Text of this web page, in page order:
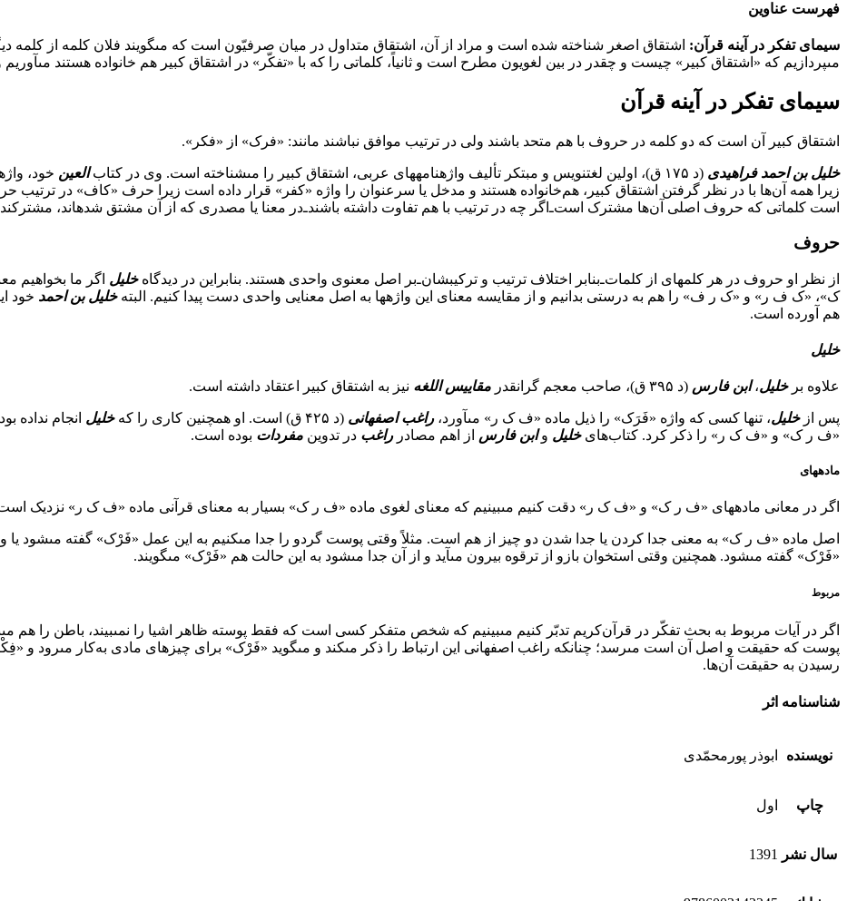
فهرست عناوین
سیمای تفکر در آینه قرآن: اشتقاق اصغر شناخته شده است و مراد از آن، اشتقاق متداول در میان صرفیّون است که مى‏گویند فلان کلمه از کلمه
مى‏پردازیم که «اشتقاق کبیر» چیست و چقدر در بین لغویون مطرح است و ثانیاً، کلماتى را که با «تفکّر» در اشتقاق کبیر هم خانواده هستند
سیمای تفکر در آینه قرآن
اشتقاق کبیر آن است که دو کلمه در حروف با هم متحد باشند ولى در ترتیب موافق نباشند مانند: «فرک» از «فکر».
خلیل بن احمد فراهیدى (د ۱۷۵ ق)، اولین لغت‏نویس و مبتکر تألیف واژه‏نامه‏هاى عربى، اشتقاق کبیر را مى‏شناخته است. وى در کتاب العین خود،
زیرا همه آن‌ها با در نظر گرفتن اشتقاق کبیر، هم‌خانواده هستند و مدخل یا سر‌عنوان را واژه «کفر» قرار داده است زیرا حرف «کاف» در
است کلماتى که حروف اصلى آن‌ها مشترک است‌ـ‌‌اگر چه در ترتیب با هم تفاوت داشته باشند‌ـ‌‌در معنا یا مصدرى که از آن مشتق شده‏اند،
حروف
از نظر او حروف در هر کلمه‏اى از کلمات‌ـ‌‌بنابر اختلاف ترتیب و ترکیبشان‌ـ‌‌بر اصل معنوى واحدى هستند. بنابراین در دیدگاهخلیل اگر ما بخواهیم
ک»، «ک ف ر» و «ک ر ف» را هم به درستى بدانیم و از مقایسه معناى این واژه‏ها به اصل معنایى واحدى دست پیدا کنیم. البتهخلیل بن احمد خود
هم آورده است.
خلیل
علاوه برخلیل،ابن فارس (د ۳۹۵ ق)، صاحب معجم گرانقدر مقاییس اللغه نیز به اشتقاق کبیر اعتقاد داشته است.
پس ازخلیل، تنها کسى که واژه «فَرَک» را ذیل ماده «ف ک ر» مى‏آورد،راغب اصفهانى (د ۴۲۵ ق) است. او همچنین کارى را که خلیل انجام نداده
«ف ر ک» و «ف ک ر» را ذکر کرد. کتاب‌هاىخلیل وابن فارس از اهم مصادرراغب در تدوین مفردات بوده است.
ماده‏هاى
اگر در معانى ماده‏هاى «ف ر ک» و «ف ک ر» دقت کنیم مى‏بینیم که معناى لغوى ماده «ف ر ک» بسیار به معناى قرآنى ماده «ف ک ر» نزدیک
اصل ماده «ف ر ک» به معنى جدا کردن یا جدا شدن دو چیز از هم است. مثلاً وقتى پوست گردو را جدا مى‏کنیم به این عمل «فَرْک» گفته مى‏شود یا
«فَرْک» گفته مى‏شود. همچنین وقتى استخوان بازو از ترقوه بیرون مى‏آید و از آن جدا مى‏شود به این حالت هم «فَرْک» مى‏گویند.
مربوط
اگر در آیات مربوط به بحث تفکّر در قرآن‌کریم تدبّر کنیم مى‏بینیم که شخص متفکر کسى است که فقط پوسته ظاهر اشیا را نمى‏بیند، باطن را هم
پوست که حقیقت و اصل آن است مى‏رسد؛ چنانکه راغب اصفهانى این ارتباط را ذکر مى‏کند و مى‏گوید «فَرْک» براى چیزهاى مادى به‌کار مى‏رود و
رسیدن به حقیقت آن‌ها.
شناسنامه اثر
نویسنده ابوذر پورمحمّدى
چاپ اول
سال نشر 1391